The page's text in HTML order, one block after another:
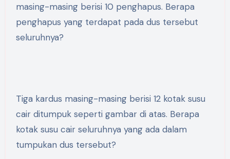
masing-masing berisi 10 penghapus. Berapa
penghapus yang terdapat pada dus tersebut
seluruhnya?
Tiga kardus masing-masing berisi 12 kotak susu
cair ditumpuk seperti gambar di atas. Berapa
kotak susu cair seluruhnya yang ada dalam
tumpukan dus tersebut?